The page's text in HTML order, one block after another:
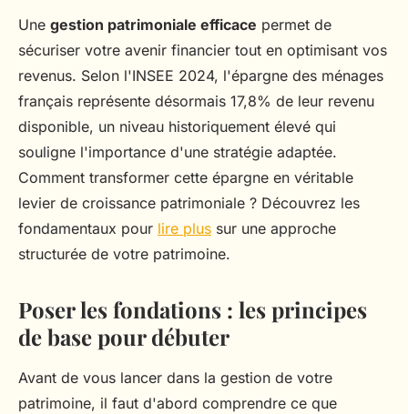
Une gestion patrimoniale efficace permet de
sécuriser votre avenir financier tout en optimisant vos
revenus. Selon l'INSEE 2024, l'épargne des ménages
français représente désormais 17,8% de leur revenu
disponible, un niveau historiquement élevé qui
souligne l'importance d'une stratégie adaptée.
Comment transformer cette épargne en véritable
levier de croissance patrimoniale ? Découvrez les
fondamentaux pour lire plus sur une approche
structurée de votre patrimoine.
Poser les fondations : les principes
de base pour débuter
Avant de vous lancer dans la gestion de votre
patrimoine, il faut d'abord comprendre ce que